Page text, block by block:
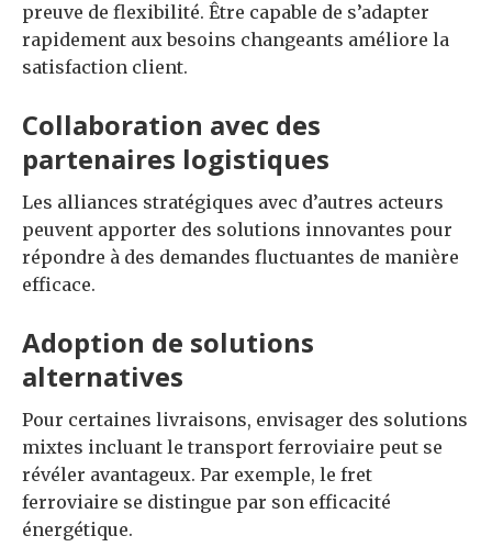
preuve de flexibilité. Être capable de s’adapter
rapidement aux besoins changeants améliore la
satisfaction client.
Collaboration avec des
partenaires logistiques
Les alliances stratégiques avec d’autres acteurs
peuvent apporter des solutions innovantes pour
répondre à des demandes fluctuantes de manière
efficace.
Adoption de solutions
alternatives
Pour certaines livraisons, envisager des solutions
mixtes incluant le transport ferroviaire peut se
révéler avantageux. Par exemple, le fret
ferroviaire se distingue par son efficacité
énergétique.